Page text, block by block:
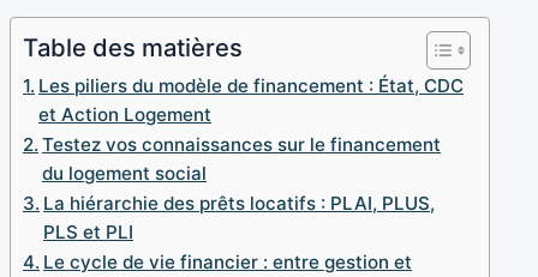
Table des matières
Les piliers du modèle de financement : État, CDC
et Action Logement
Testez vos connaissances sur le financement
du logement social
La hiérarchie des prêts locatifs : PLAI, PLUS,
PLS et PLI
Le cycle de vie financier : entre gestion et